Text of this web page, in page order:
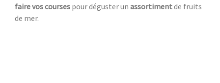
faire vos courses pour déguster un assortimentde fruits
de mer.